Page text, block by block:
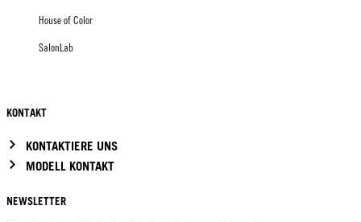
House of Color
SalonLab
KONTAKT
KONTAKTIERE UNS
MODELL KONTAKT
NEWSLETTER